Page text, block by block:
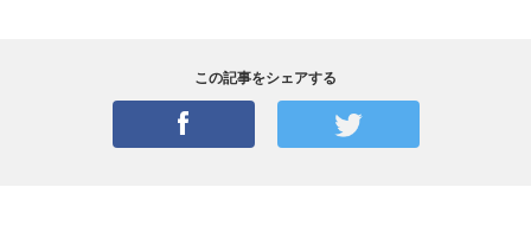
この記事をシェアする